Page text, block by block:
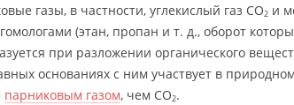
газы, в частности, углекислый газ CO2 и
(этан, пропан и т. д., оборот
при разложении органического
основаниях с ним участвует в
парниковым газом, чем CO2.